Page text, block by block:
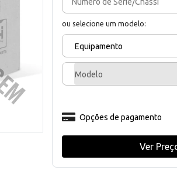
ou selecione um modelo:
Equipamento
Modelo
Opções de pagamento
Ver